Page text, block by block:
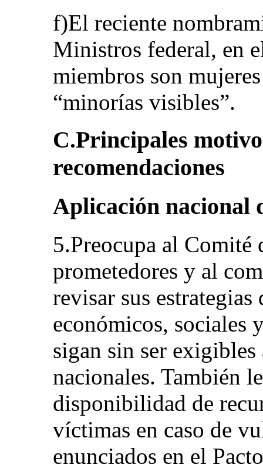
f)El reciente
Ministros federal, en
miembros son
“minorías visibles”.
C.Principales
recomendaciones
Aplicación nacional
5.Preocupa al Comité
prometedores y al
revisar sus
económicos, sociales
sigan sin ser
nacionales. También
disponibilidad de
víctimas en caso de
enunciados en el